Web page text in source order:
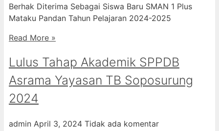
Berhak Diterima Sebagai Siswa Baru SMAN 1 Plus
Mataku Pandan Tahun Pelajaran 2024-2025
Read More »
Lulus Tahap Akademik SPPDB
Asrama Yayasan TB Soposurung
2024
admin April 3, 2024 Tidak ada komentar